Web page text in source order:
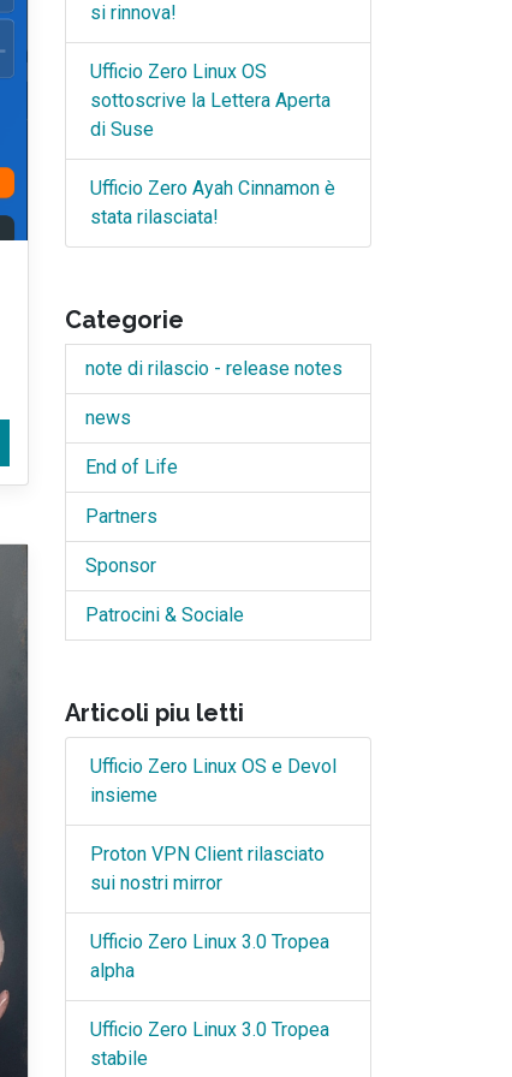
si rinnova!
Ufficio Zero Linux OS
sottoscrive la Lettera Aperta
di Suse
Ufficio Zero Ayah Cinnamon è
stata rilasciata!
Categorie
note di rilascio - release notes
news
End of Life
Partners
Sponsor
Patrocini & Sociale
Articoli piu letti
Ufficio Zero Linux OS e Devol
insieme
Proton VPN Client rilasciato
sui nostri mirror
Ufficio Zero Linux 3.0 Tropea
alpha
Ufficio Zero Linux 3.0 Tropea
stabile